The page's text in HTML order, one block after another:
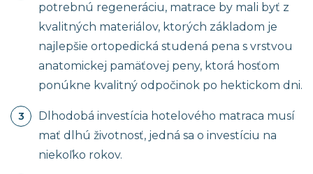
potrebnú regeneráciu, matrace by mali byť z
kvalitných materiálov, ktorých základom je
najlepšie ortopedická studená pena s vrstvou
anatomickej pamäťovej peny, ktorá hosťom
ponúkne kvalitný odpočinok po hektickom dni.
Dlhodobá investícia hotelového matraca musí
mať dlhú životnosť, jedná sa o investíciu na
niekoľko rokov.